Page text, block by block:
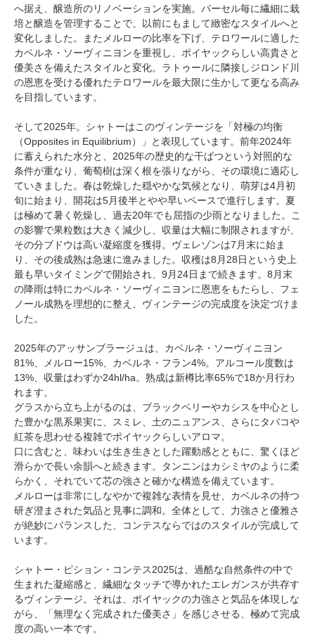
へ据え、醸造所のリノベーションを実施。パーセル毎に繊細に栽
培と醸造を管理することで、以前にもまして緻密なスタイルへと
変化しました。またメルローの比率を下げ、テロワールに適した
カベルネ・ソーヴィニヨンを重視し、ポイヤックらしい高貴さと
優美さを備えたスタイルと変化。ラトゥールに隣接しジロンド川
の恩恵を受ける優れたテロワールを最大限に生かして更なる高み
を目指しています。
そして2025年。シャトーはこのヴィンテージを「対極の均衡
（Opposites in Equilibrium）」と表現しています。前年2024年
に蓄えられた水分と、2025年の歴史的な干ばつという対照的な
条件が重なり、葡萄樹は深く根を張りながら、その環境に適応し
ていきました。春は乾燥した穏やかな気候となり、萌芽は4月初
旬に始まり、開花は5月後半とやや早いペースで進行します。夏
は極めて暑く乾燥し、過去20年でも屈指の少雨となりました。こ
の影響で果粒数は大きく減少し、収量は大幅に制限されますが、
その分ブドウは高い凝縮度を獲得。ヴェレゾンは7月末に始ま
り、その後成熟は急速に進みました。収穫は8月28日という史上
最も早いタイミングで開始され、9月24日まで続きます。8月末
の降雨は特にカベルネ・ソーヴィニヨンに恩恵をもたらし、フェ
ノール成熟を理想的に整え、ヴィンテージの完成度を決定づけま
した。
2025年のアッサンブラージュは、カベルネ・ソーヴィニヨン
81%、メルロー15%、カベルネ・フラン4%。アルコール度数は
13%、収量はわずか24hl/ha。熟成は新樽比率65%で18か月行わ
れます。
グラスから立ち上がるのは、ブラックベリーやカシスを中心とし
た豊かな黒系果実に、スミレ、土のニュアンス、さらにタバコや
紅茶を思わせる複雑でポイヤックらしいアロマ。
口に含むと、味わいは生き生きとした躍動感とともに、驚くほど
滑らかで長い余韻へと続きます。タンニンはカシミヤのように柔
らかく、それでいて芯の強さと確かな構造を備えています。
メルローは非常にしなやかで複雑な表情を見せ、カベルネの持つ
研ぎ澄まされた気品と見事に調和。全体として、力強さと優雅さ
が絶妙にバランスした、コンテスならではのスタイルが完成して
います。
シャトー・ピション・コンテス2025は、過酷な自然条件の中で
生まれた凝縮感と、繊細なタッチで導かれたエレガンスが共存す
るヴィンテージ。それは、ポイヤックの力強さと気品を体現しな
がら、「無理なく完成された優美さ」を感じさせる、極めて完成
度の高い一本です。